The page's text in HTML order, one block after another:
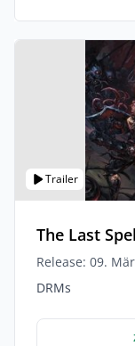
Trailer
The Last
Release: 09.
DRMs